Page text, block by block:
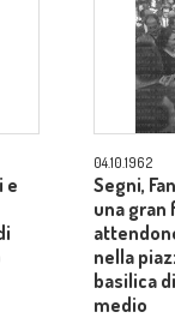
e
04.10.1962
Segni,
una gran
nella
basilica
medio